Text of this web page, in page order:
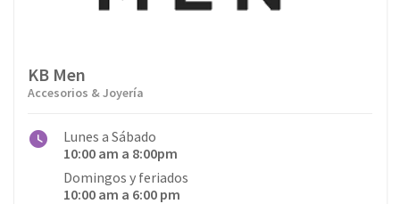
KB Men
Accesorios & Joyería
Lunes a Sábado
10:00 am a 8:00pm
Domingos y feriados
10:00 am a 6:00 pm